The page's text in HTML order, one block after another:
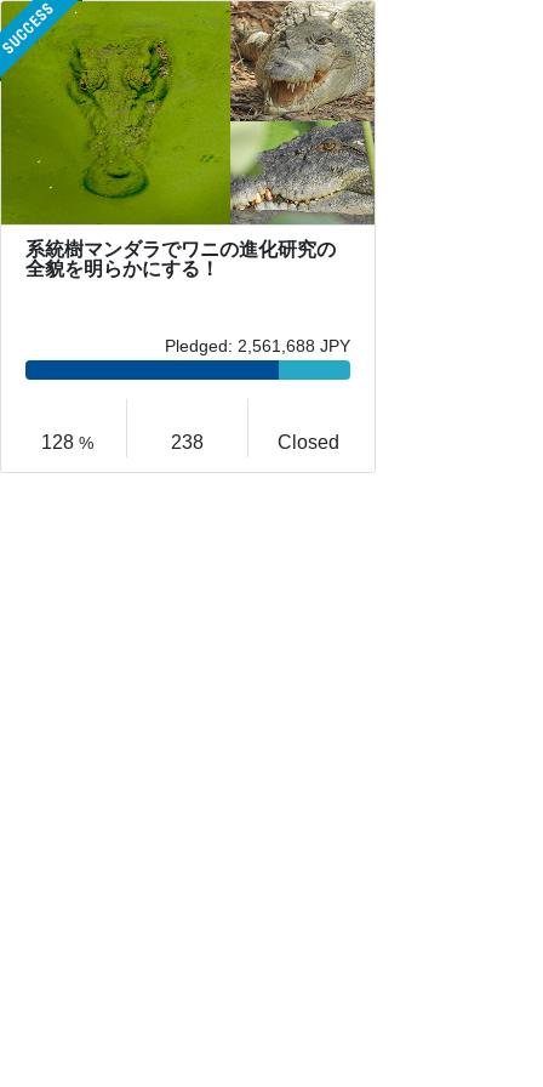
系統樹マンダラでワニの進化研究の
全貌を明らかにする！
Pledged: 2,561,688 JPY
128 % 238 Closed